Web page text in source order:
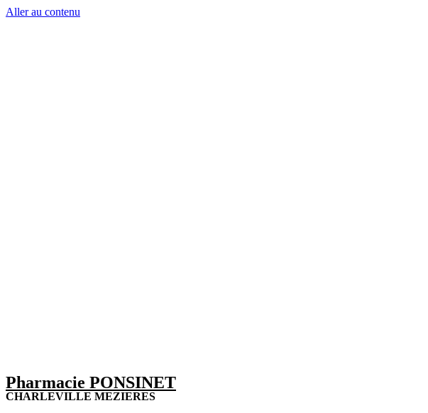
Aller au contenu
Pharmacie PONSINET
CHARLEVILLE MEZIERES